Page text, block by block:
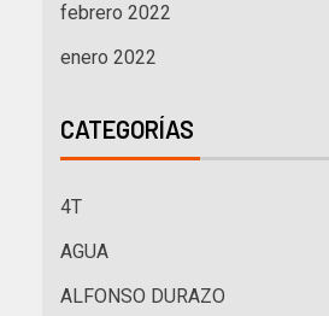
febrero 2022
enero 2022
CATEGORÍAS
4T
AGUA
ALFONSO DURAZO